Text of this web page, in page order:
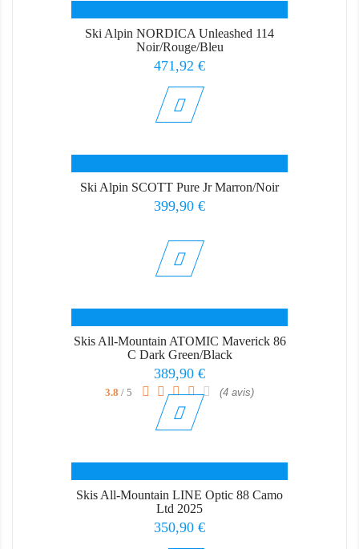
Ski Alpin NORDICA Unleashed 114
Noir/Rouge/Bleu
Prix
471,92 €
Ski Alpin SCOTT Pure Jr Marron/Noir
Prix
399,90 €
Skis All-Mountain ATOMIC Maverick 86
C Dark Green/Black
Prix
389,90 €
3.8 / 5 (4 avis)
Skis All-Mountain LINE Optic 88 Camo
Ltd 2025
Prix
350,90 €